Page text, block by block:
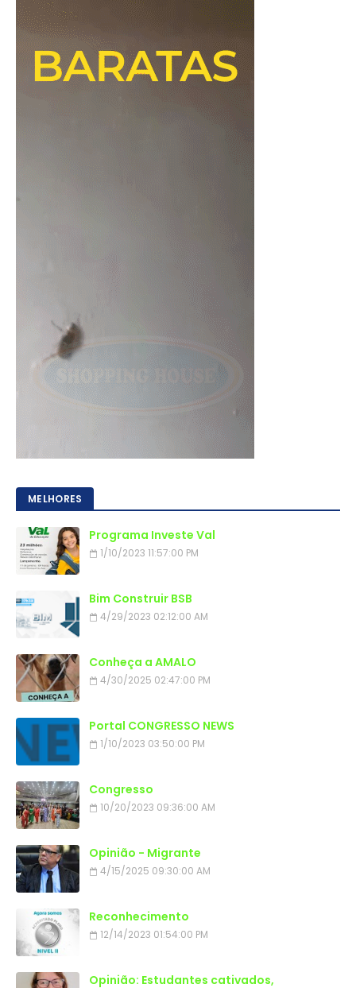
MELHORES
Programa Investe Val
1/10/2023 11:57:00 PM
Bim Construir BSB
4/29/2023 02:12:00 AM
Conheça a AMALO
4/30/2025 02:47:00 PM
Portal CONGRESSO NEWS
1/10/2023 03:50:00 PM
Congresso
10/20/2023 09:36:00 AM
Opinião - Migrante
4/15/2025 09:30:00 AM
Reconhecimento
12/14/2023 01:54:00 PM
Opinião: Estudantes cativados,